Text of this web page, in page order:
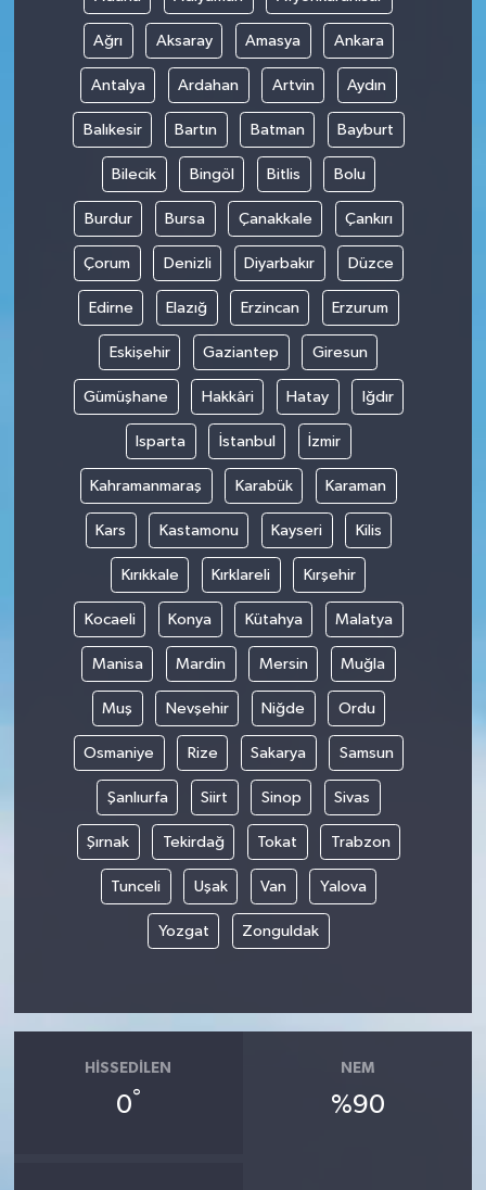
Ağrı Aksaray Amasya Ankara
Antalya Ardahan Artvin Aydın
Balıkesir Bartın Batman Bayburt
Bilecik Bingöl Bitlis Bolu
Burdur Bursa Çanakkale Çankırı
Çorum Denizli Diyarbakır Düzce
Edirne Elazığ Erzincan Erzurum
Eskişehir Gaziantep Giresun
Gümüşhane Hakkâri Hatay Iğdır
Isparta İstanbul İzmir
Kahramanmaraş Karabük Karaman
Kars Kastamonu Kayseri Kilis
Kırıkkale Kırklareli Kırşehir
Kocaeli Konya Kütahya Malatya
Manisa Mardin Mersin Muğla
Muş Nevşehir Niğde Ordu
Osmaniye Rize Sakarya Samsun
Şanlıurfa Siirt Sinop Sivas
Şırnak Tekirdağ Tokat Trabzon
Tunceli Uşak Van Yalova
Yozgat Zonguldak
HISSEDILEN
0°
NEM
%90